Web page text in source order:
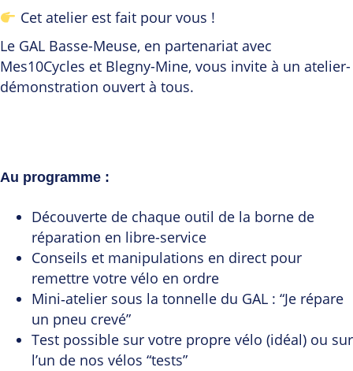
Cet atelier est fait pour vous !
Le GAL Basse-Meuse, en partenariat avec
Mes10Cycles et Blegny-Mine, vous invite à un atelier-
démonstration ouvert à tous.
Au programme :
Découverte de chaque outil de la borne de
réparation en libre-service
Conseils et manipulations en direct pour
remettre votre vélo en ordre
Mini‑atelier sous la tonnelle du GAL : “Je répare
un pneu crevé”
Test possible sur votre propre vélo (idéal) ou sur
l’un de nos vélos “tests”